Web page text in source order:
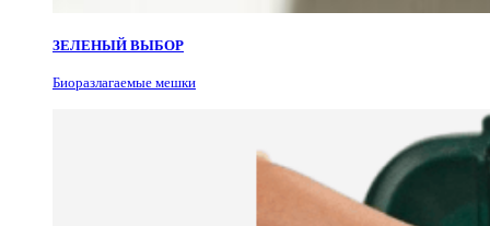
ЗЕЛЕНЫЙ ВЫБОР
Биоразлагаемые мешки